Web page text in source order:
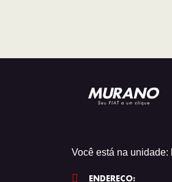
Você está na unidade:
ENDEREÇO: